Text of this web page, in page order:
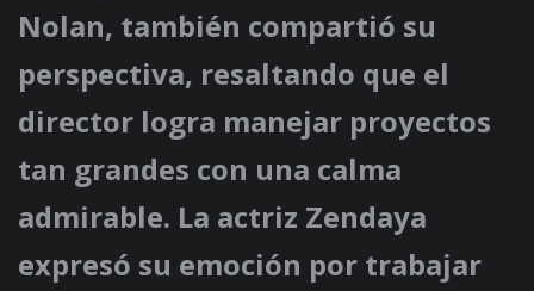
Nolan, también compartió su
perspectiva, resaltando que el
director logra manejar proyectos
tan grandes con una calma
admirable. La actriz Zendaya
expresó su emoción por trabajar